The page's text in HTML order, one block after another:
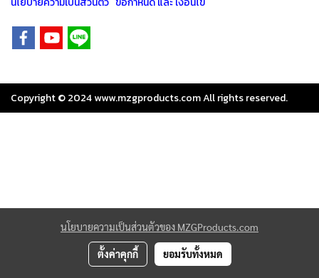
Copyright © 2024www.mzgproducts.comAll rights reserved.
นโยบายความเป็นส่วนตัวของ MZGProducts.com
ตั้งค่าคุกกี้ ยอมรับทั้งหมด